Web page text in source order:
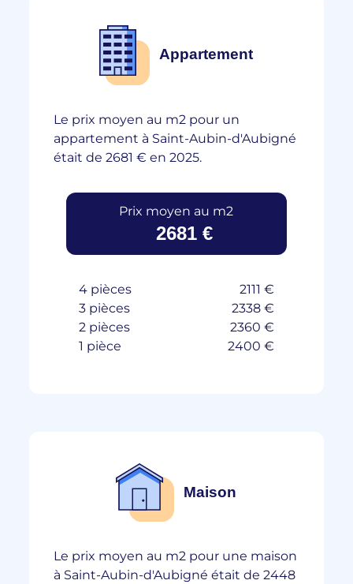
Appartement
Le prix moyen au m2 pour un
appartement à Saint-Aubin-d'Aubigné
était de 2681 € en 2025.
Prix moyen au m2
2681 €
4 pièces
2111 €
3 pièces
2338 €
2 pièces
2360 €
1 pièce
2400 €
Maison
Le prix moyen au m2 pour une maison
à Saint-Aubin-d'Aubigné était de 2448